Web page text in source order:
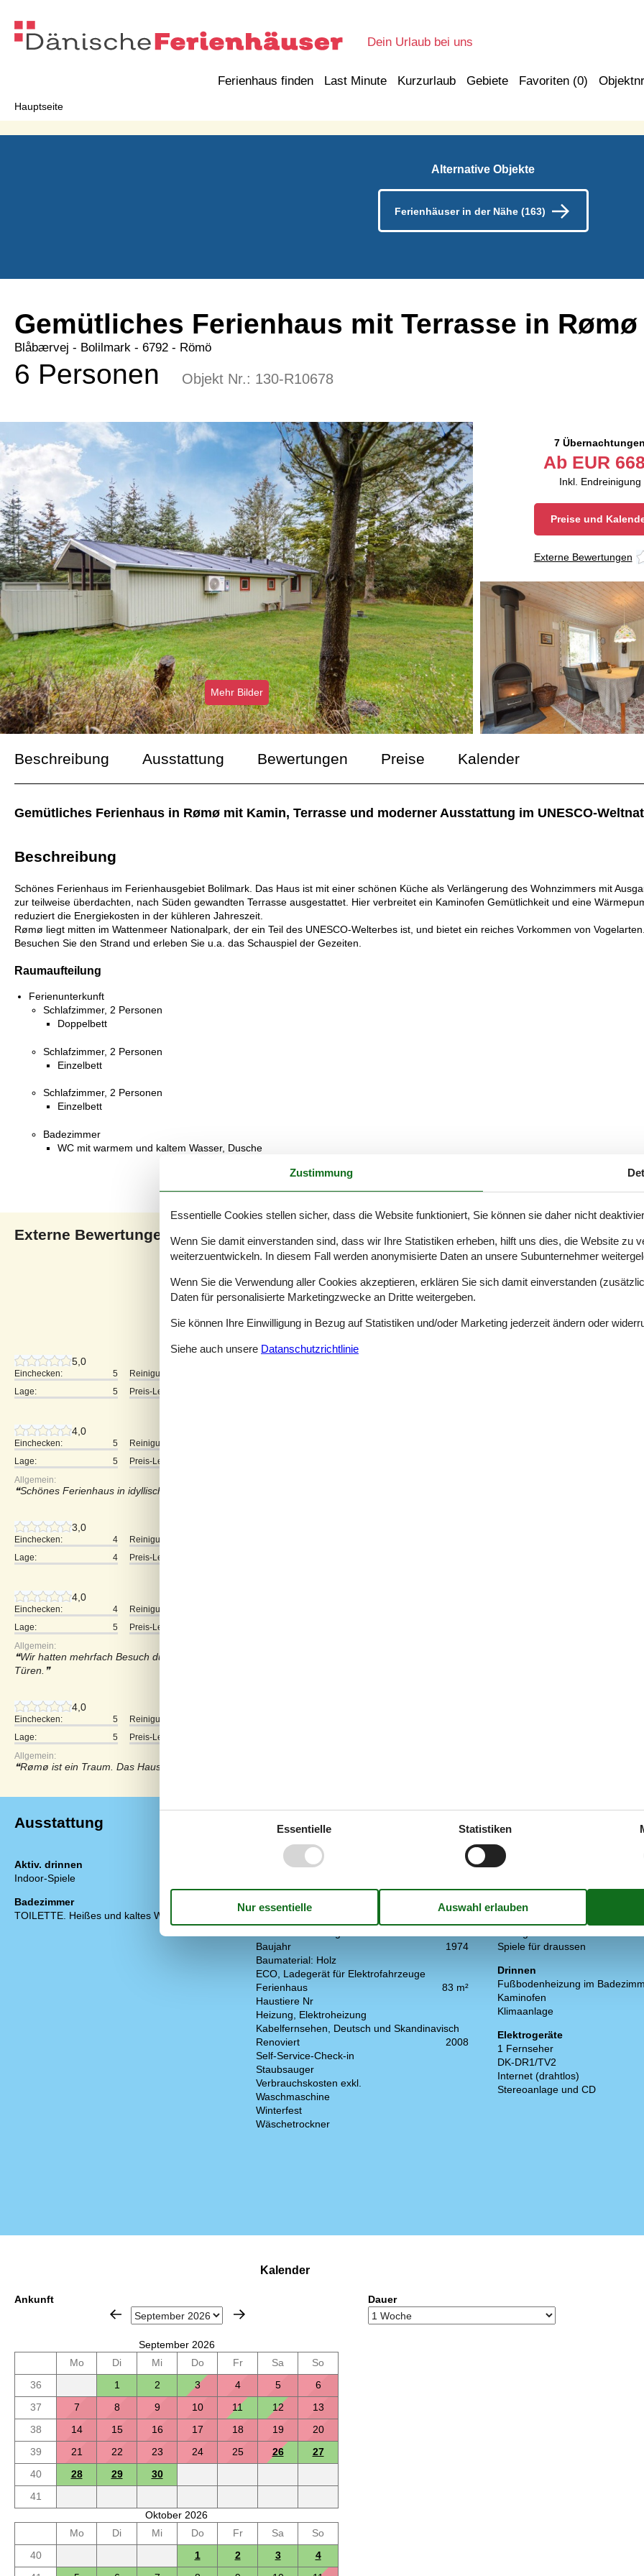
Dein Urlaub bei uns
Ferienhaus finden Last Minute Kurzurlaub Gebiete Favoriten (0)
Hauptseite
Alternative Objekte
Ferienhäuser in der Nähe (163)
Gemütliches Ferienhaus mit Terrasse in Rømø
Blåbærvej - Bolilmark - 6792 - Römö
6 Personen Objekt Nr.: 130-R10678
Mehr Bilder
7 Übernachtungen
Ab EUR
Inkl. Endreinigung
Preise und
Externe Bewertungen
Beschreibung Ausstattung Bewertungen Preise Kalender
Gemütliches Ferienhaus in Rømø mit Kamin, Terrasse und moderner Ausstattung im UNESCO-
Beschreibung
Schönes Ferienhaus im Ferienhausgebiet Bolilmark. Das Haus ist mit einer schönen Küche als Verlängerung des Wohnzimmers mit
zur teilweise überdachten, nach Süden gewandten Terrasse ausgestattet. Hier verbreitet ein Kaminofen Gemütlichkeit und eine
reduziert die Energiekosten in der kühleren Jahreszeit.
Rømø liegt mitten im Wattenmeer Nationalpark, der ein Teil des UNESCO-Welterbes ist, und bietet ein reiches Vorkommen von Vogelarten.
Besuchen Sie den Strand und erleben Sie u.a. das Schauspiel der Gezeiten.
Raumaufteilung
Ferienunterkunft
Schlafzimmer, 2 Personen
Doppelbett
Schlafzimmer, 2 Personen
Einzelbett
Schlafzimmer, 2 Personen
Einzelbett
Badezimmer
WC mit warmem und kaltem Wasser, Dusche
Externe Bewertungen Unsere Gästebewertungen Externe Bewertungen
4,0
5 externe Bewertungen
5,0
Einchecken: 5 Reinigung:
Lage:
5 Preis-Leistung:
4,0
Einchecken: 5 Reinigung:
Lage:
5 Preis-Leistung:
Allgemein:
Schönes Ferienhaus in idyllisch gelegen mit viel Ruhe und schöner Natur.
3,0
Einchecken: 4 Reinigung:
Lage:
4 Preis-Leistung:
4,0
Einchecken: 4 Reinigung:
Lage:
5 Preis-Leistung:
Allgemein:
Wir hatten mehrfach Besuch durch kleine Frösche im Haus trotz geschlossenen Fenstern und
Türen.
4,0
Einchecken: 5 Reinigung:
Lage:
5 Preis-Leistung:
Allgemein:
Rømø ist ein Traum. Das Haus gut. Wir haben uns erholt.
Siehe Häuser
Ausstattung
Aktiv. drinnen
Indoor-Spiele
Badezimmer
TOILETTE. Heißes und kaltes Wasser
Diverse
Anzahl Hochstühle
1
Anzahl Kinderbetten
1
Baujahr
1974
Baumaterial: Holz
ECO, Ladegerät für Elektrofahrzeuge
Ferienhaus
83 m²
Haustiere Nr
Heizung, Elektroheizung
Kabelfernsehen, Deutsch und Skandinavisch
Renoviert
2008
Self-Service-Check-in
Staubsauger
Verbrauchskosten exkl.
Waschmaschine
Winterfest
Wäschetrockner
Draußen
Grill
Kostenloser Parkplatz auf dem
Spiele für draussen
Drinnen
Fußbodenheizung im
Kaminofen
Klimaanlage
Elektrogeräte
1 Fernseher
DK-DR1/TV2
Internet (drahtlos)
Stereoanlage und CD
Kalender
Ankunft
September 2026
Mo
Di Mi Do Fr Sa
So
36
1 2 3 4 5
6
37
7 8 9 10 11 12
13
38
14 15 16 17 18 19
20
39
21 22 23 24 25 26
27
40
28 29
30
41
Oktober 2026
Mo
Di Mi Do Fr Sa
So
40
1 2 3
4
Dauer
Zustimmung
Essentielle Cookies stellen sicher, dass die Website funktioniert, Sie können sie daher nicht
Wenn Sie damit einverstanden sind, dass wir Ihre Statistiken erheben, hilft uns dies, die Website zu
weiterzuentwickeln. In diesem Fall werden anonymisierte Daten an unsere Subunternehmer
Wenn Sie die Verwendung aller Cookies akzeptieren, erklären Sie sich damit einverstanden
Daten für personalisierte Marketingzwecke an Dritte weitergeben.
Sie können Ihre Einwilligung in Bezug auf Statistiken und/oder Marketing jederzeit ändern oder
Siehe auch unsere Datanschutzrichtlinie
Essentielle Statistiken